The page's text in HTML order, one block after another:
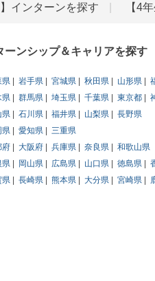
】インターンを探す 【4
ーンシップ＆キャリアを探す
県 岩手県 宮城県 秋田県 山形県
県 群馬県 埼玉県 千葉県 東京都
県 石川県 福井県 山梨県
長野県
県 愛知県
三重県
府 大阪府 兵庫県 奈良県
和歌山県
県 岡山県 広島県 山口県 徳島県
県 長崎県 熊本県 大分県 宮崎県